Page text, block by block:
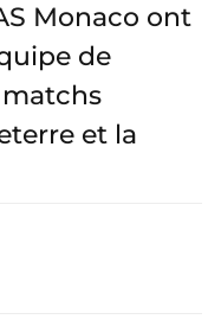
Monaco ont
de
matchs
et la